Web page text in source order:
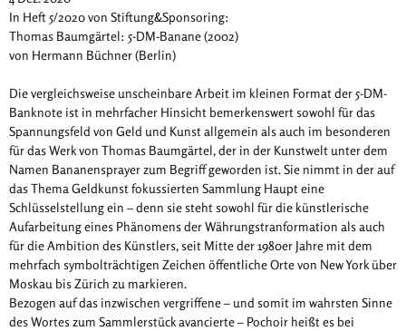
In Heft 5/2020 von Stiftung&Sponsoring:
Thomas Baumgärtel: 5-DM-Banane (2002)
von Hermann Büchner (Berlin)
Die vergleichsweise unscheinbare Arbeit im kleinen Format der 5-DM-
Banknote ist in mehrfacher Hinsicht bemerkenswert sowohl für das
Spannungsfeld von Geld und Kunst allgemein als auch im besonderen
für das Werk von Thomas Baumgärtel, der in der Kunstwelt unter dem
Namen Bananensprayer zum Begriff geworden ist. Sie nimmt in der auf
das Thema Geldkunst fokussierten Sammlung Haupt eine
Schlüsselstellung ein – denn sie steht sowohl für die künstlerische
Aufarbeitung eines Phänomens der Währungstranformation als auch
für die Ambition des Künstlers, seit Mitte der 1980er Jahre mit dem
mehrfach symbolträchtigen Zeichen öffentliche Orte von New York über
Moskau bis Zürich zu markieren.
Bezogen auf das inzwischen vergriffene – und somit im wahrsten Sinne
des Wortes zum Sammlerstück avancierte – Pochoir heißt es bei